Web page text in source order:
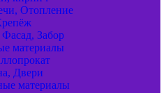
Отопление
Забор
материалы
Двери
материалы